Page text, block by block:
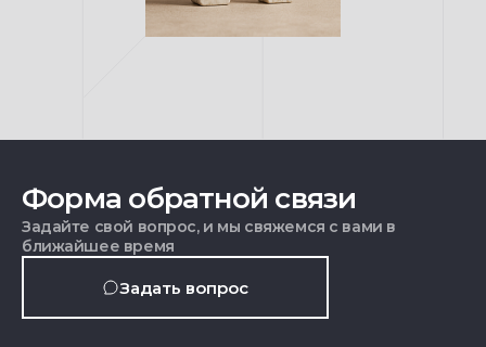
Форма обратной связи
Задайте свой вопрос, и мы свяжемся с вами в
ближайшее время
Задать вопрос